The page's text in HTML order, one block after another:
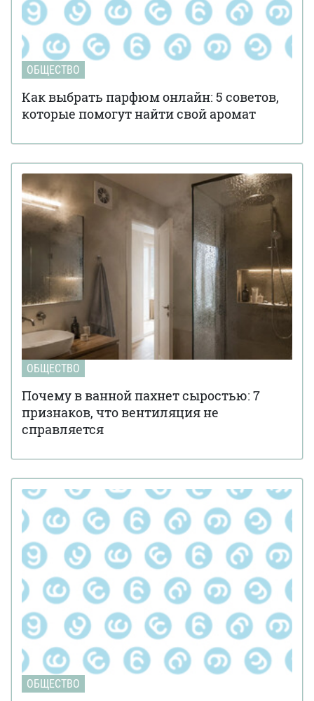
ОБЩЕСТВО
Как выбрать парфюм онлайн: 5 советов,
которые помогут найти свой аромат
ОБЩЕСТВО
Почему в ванной пахнет сыростью: 7
признаков, что вентиляция не
справляется
ОБЩЕСТВО